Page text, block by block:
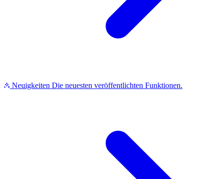
Neuigkeiten Die neuesten veröffentlichten Funktionen.